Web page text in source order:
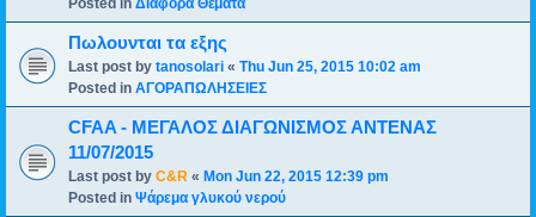
Posted in Διάφορα Θέματα
Πωλουνται τα εξης
Last post by tanosolari « Thu Jun 25, 2015 10:02 am
Posted in ΑΓΟΡΑΠΩΛΗΣΕΙΕΣ
CFAA - ΜΕΓΑΛΟΣ ΔΙΑΓΩΝΙΣΜΟΣ ΑΝΤΕΝΑΣ
11/07/2015
Last post by C&R « Mon Jun 22, 2015 12:39 pm
Posted in Ψάρεμα γλυκού νερού